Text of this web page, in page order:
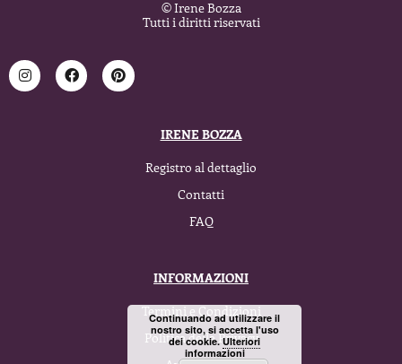
© Irene Bozza
Tutti i diritti riservati
IRENE BOZZA
Registro al dettaglio
Contatti
FAQ
INFORMAZIONI
Termini e Condizioni
Politica della Privacy
Continuando ad utilizzare il
nostro sito, si accetta l'uso
dei cookie.Ulteriori
informazioni